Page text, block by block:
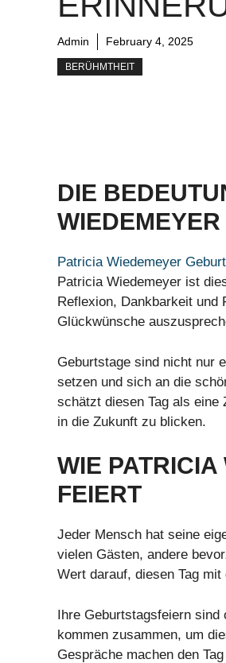
Admin February 4, 2025
BERÜHMTHEIT
DIE
WIEDEMEYER
Patricia Wiedemeyer
Patricia Wiedemeyer ist
Reflexion, Dankbarkeit und
Glückwünsche
Geburtstage sind nicht nur
setzen und sich an die
schätzt diesen Tag als
in die Zukunft zu blicken.
WIE
FEIERT
Jeder Mensch hat seine
vielen Gästen, andere
Wert darauf, diesen Tag
Ihre Geburtstagsfeiern sind
kommen zusammen, um
Gespräche machen den